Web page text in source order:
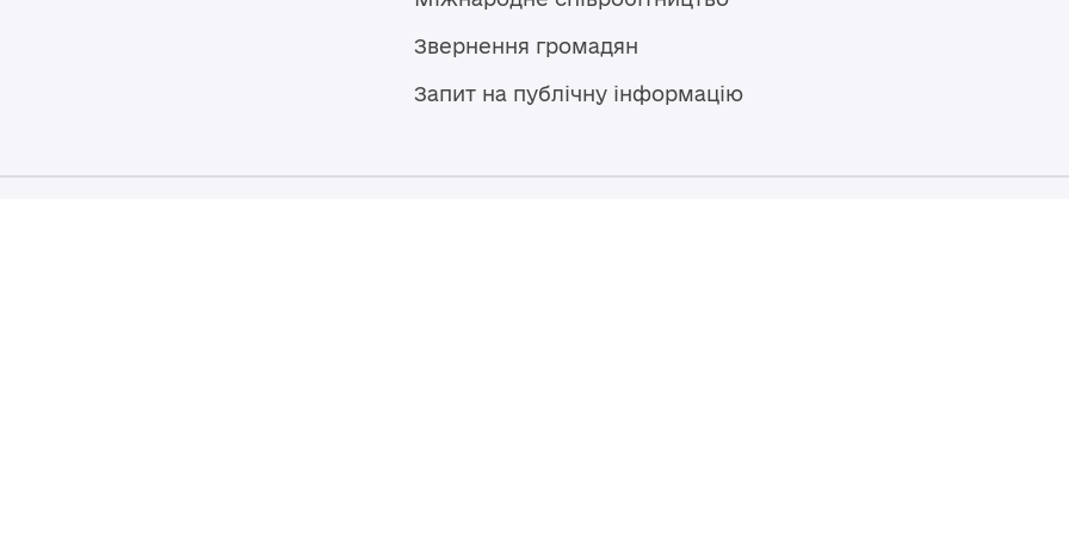
Звернення громадян
Запит на публічну інформацію